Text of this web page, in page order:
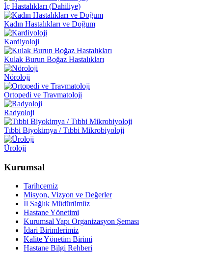
İç Hastalıkları (Dahiliye)
Kadın Hastalıkları ve Doğum
Kardiyoloji
Kulak Burun Boğaz Hastalıkları
Nöroloji
Ortopedi ve Travmatoloji
Radyoloji
Tıbbi Biyokimya / Tıbbi Mikrobiyoloji
Üroloji
Kurumsal
Tarihçemiz
Misyon, Vizyon ve Değerler
İl Sağlık Müdürümüz
Hastane Yönetimi
Kurumsal Yapı Organizasyon Şeması
İdari Birimlerimiz
Kalite Yönetim Birimi
Hastane Bilgi Rehberi